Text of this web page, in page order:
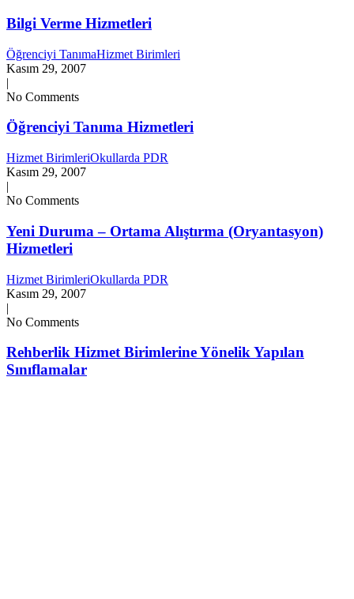
Bilgi Verme Hizmetleri
Öğrenciyi TanımaHizmet Birimleri
Kasım 29, 2007
|
No Comments
Öğrenciyi Tanıma Hizmetleri
Hizmet BirimleriOkullarda PDR
Kasım 29, 2007
|
No Comments
Yeni Duruma – Ortama Alıştırma (Oryantasyon)
Hizmetleri
Hizmet BirimleriOkullarda PDR
Kasım 29, 2007
|
No Comments
Rehberlik Hizmet Birimlerine Yönelik Yapılan
Sınıflamalar